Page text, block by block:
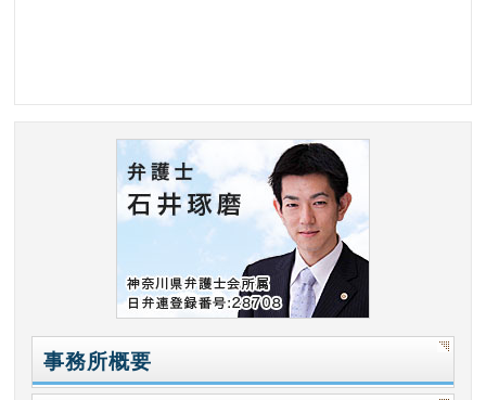
事務所概要